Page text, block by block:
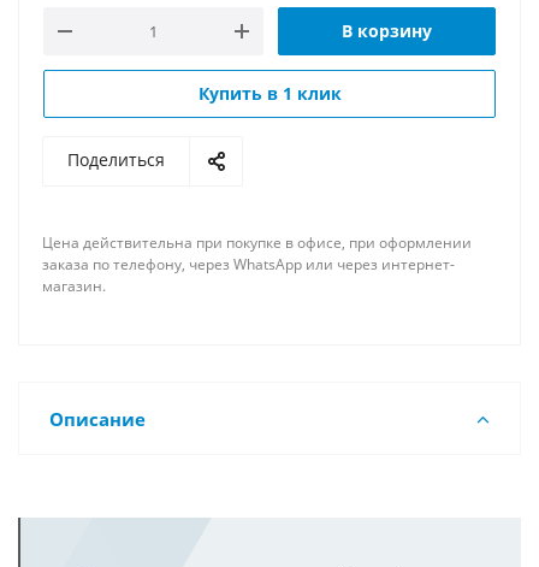
В корзину
Купить в 1 клик
Поделиться
Цена действительна при покупке в офисе, при оформлении
заказа по телефону, через WhatsApp или через интернет-
магазин.
Описание